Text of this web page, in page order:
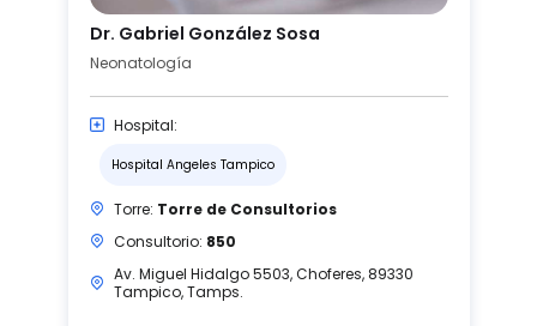
Dr. Gabriel González Sosa
Neonatología
Hospital:
Hospital Angeles Tampico
Torre: Torre de Consultorios
Consultorio: 850
Av. Miguel Hidalgo 5503, Choferes, 89330
Tampico, Tamps.